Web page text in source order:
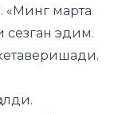
«Минг марта
сезган эдим.
кетаверишади.